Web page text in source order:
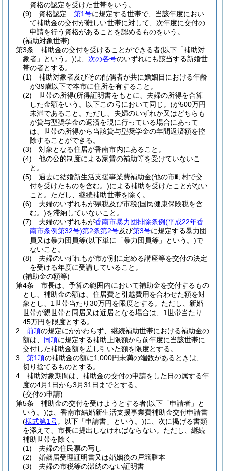
資格の認定を受けた世帯をいう。
(9)
資格認定 第1号に規定する世帯で、当該年度におい
て補助金の交付が難しい世帯に対して、次年度に交付の
申請を行う資格があることを認めるものをいう。
(補助対象世帯)
第3条
補助金の交付を受けることができる者(以下「補助対
象者」という。)は、 次の各号のいずれにも該当する新婚世
帯の者とする。
(1)
補助対象者及びその配偶者が共に婚姻日における年齢
が39歳以下で本市に住所を有すること。
(2)
世帯の所得(所得証明書をもとに、夫婦の所得を合算
した金額をいう。以下この号において同じ。)が500万円
未満であること。 ただし、夫婦のいずれか又はどちらも
が貸与型奨学金の返済を現に行っている場合にあって
は、世帯の所得から当該貸与型奨学金の年間返済額を控
除することができる。
(3)
対象となる住居が香南市内にあること。
(4)
他の公的制度による家賃の補助等を受けていないこ
と。
(5)
過去に結婚新生活支援事業費補助金(他の市町村で交
付を受けたものを含む。)による補助を受けたことがない
こと。 ただし、継続補助世帯を除く。
(6)
夫婦のいずれもが県税及び市税(国民健康保険税を含
む。)を滞納していないこと。
(7)
夫婦のいずれもが香南市暴力団排除条例(平成22年香
南市条例第32号)第2条第2号及び第3号に規定する暴力団
員又は暴力団員等(以下単に「暴力団員等」という。)で
ないこと。
(8)
夫婦のいずれもが市が別に定める講座等を交付の決定
を受ける年度に受講していること。
(補助金の額等)
第4条
市長は、予算の範囲内において補助金を交付するもの
とし、補助金の額は、住居費と引越費用を合わせた額を対
象とし、1世帯当たり30万円を限度とする。 ただし、新婚
世帯が親世帯と同居又は近居となる場合は、1世帯当たり
45万円を限度とする。
2
前項の規定にかかわらず、継続補助世帯における補助金の
額は、 同項に規定する補助上限額から前年度に当該世帯に
交付した補助金額を差し引いた額を限度とする。
3
第1項の補助金の額に1,000円未満の端数があるときは、
切り捨てるものとする。
4
補助対象期間は、補助金の交付の申請をした日の属する年
度の4月1日から3月31日までとする。
(交付の申請)
第5条
補助金の交付を受けようとする者(以下「申請者」と
いう。)は、香南市結婚新生活支援事業費補助金交付申請書
(様式第1号。以下「申請書」という。)に、次に掲げる書類
を添えて、市長に提出しなければならない。 ただし、継続
補助世帯を除く。
(1)
夫婦の住民票の写し
(2)
婚姻届受理証明書又は婚姻後の戸籍謄本
(3)
夫婦の市税等の滞納のない証明書